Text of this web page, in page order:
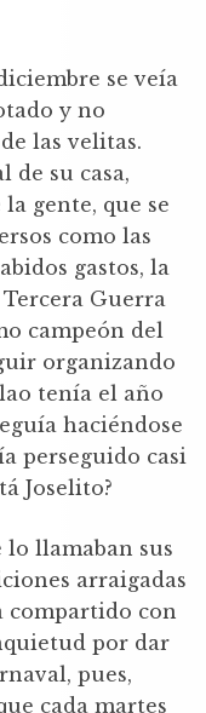
se veía
y no
las velitas.
de su casa,
gente, que se
como las
gastos, la
Guerra
campeón del
organizando
tenía el año
haciéndose
perseguido casi
Joselito?
lo llamaban sus
arraigadas
compartido con
por dar
pues,
cada martes